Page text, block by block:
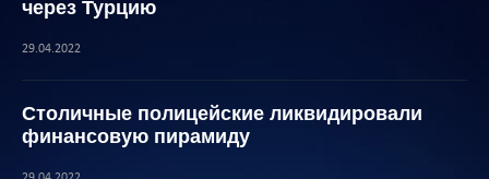
через Турцию
29.04.2022
Столичные полицейские ликвидировали
финансовую пирамиду